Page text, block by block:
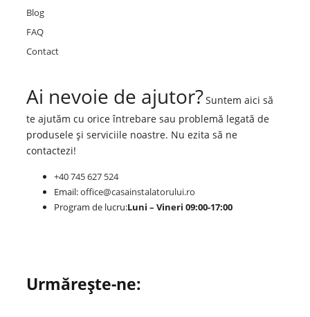
Blog
FAQ
Contact
Ai nevoie de ajutor?Suntem aici să
te ajutăm cu orice întrebare sau problemă legată de
produsele și serviciile noastre. Nu ezita să ne
contactezi!
+40 745 627 524
Email:office@casainstalatorului.ro
Program de lucru:Luni – Vineri 09:00-17:00
Urmărește-ne: